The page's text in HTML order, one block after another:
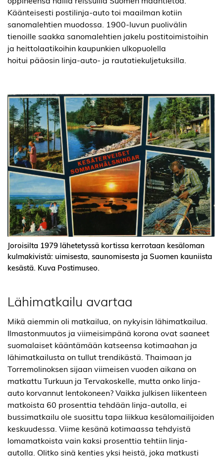
Käänteisesti postilinja-auto toi maailman kotiin
sanomalehtien muodossa. 1900-luvun puolivälin
tienoille saakka sanomalehtien jakelu postitoimistoihin
ja heittolaatikoihin kaupunkien ulkopuolella
hoitui pääosin linja-auto- ja rautatiekuljetuksilla.
Joroisilta 1979 lähetetyssä kortissa kerrotaan kesäloman
kulmakivistä: uimisesta, saunomisesta ja Suomen kauniista
kesästä. Kuva Postimuseo.
Lähimatkailu avartaa
Mikä aiemmin oli matkailua, on nykyisin lähimatkailua.
Ilmastonmuutos ja viimeisimpänä korona ovat saaneet
suomalaiset kääntämään katseensa kotimaahan ja
lähimatkailusta on tullut trendikästä. Thaimaan ja
Torremolinoksen sijaan viimeisen vuoden aikana on
matkattu Turkuun ja Tervakoskelle, mutta onko linja-
auto korvannut lentokoneen? Vaikka julkisen liikenteen
matkoista 60 prosenttia tehdään linja-autolla, ei
bussimatkailu ole suosittu tapa liikkua kesälomailijoiden
keskuudessa. Viime kesänä kotimaassa tehdyistä
lomamatkoista vain kaksi prosenttia tehtiin linja-
autolla. Olitko sinä kenties yksi heistä, joka matkusti